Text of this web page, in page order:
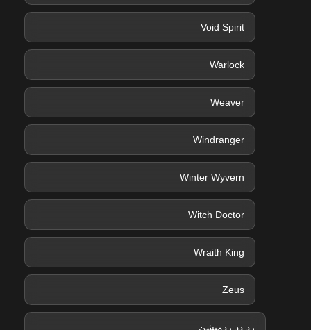
Void Spirit
Warlock
Weaver
Windranger
Winter Wyvern
Witch Doctor
Wraith King
Zeus
رد دد ردمپشن